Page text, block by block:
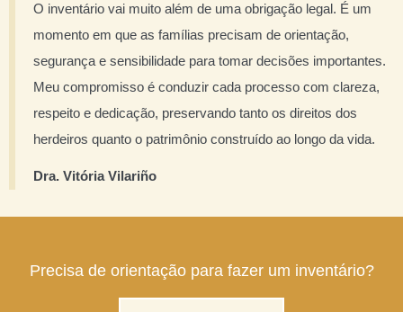
O inventário vai muito além de uma obrigação legal. É um
momento em que as famílias precisam de orientação,
segurança e sensibilidade para tomar decisões importantes.
Meu compromisso é conduzir cada processo com clareza,
respeito e dedicação, preservando tanto os direitos dos
herdeiros quanto o patrimônio construído ao longo da vida.
Dra. Vitória Vilariño
Precisa de orientação para fazer um inventário?